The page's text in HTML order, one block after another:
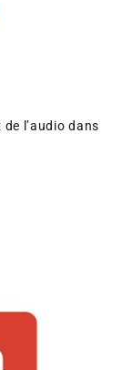
l’audio dans